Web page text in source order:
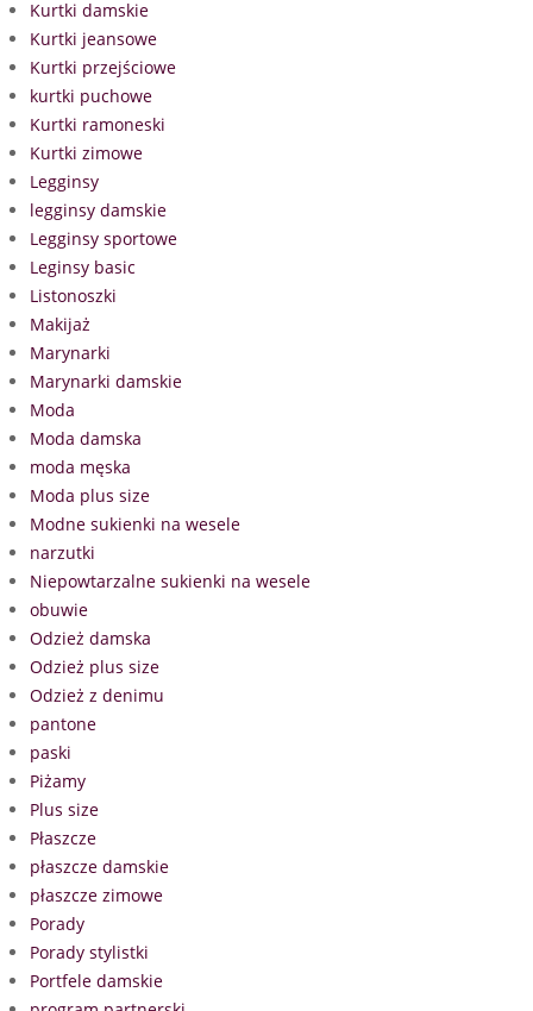
Kurtki damskie
Kurtki jeansowe
Kurtki przejściowe
kurtki puchowe
Kurtki ramoneski
Kurtki zimowe
Legginsy
legginsy damskie
Legginsy sportowe
Leginsy basic
Listonoszki
Makijaż
Marynarki
Marynarki damskie
Moda
Moda damska
moda męska
Moda plus size
Modne sukienki na wesele
narzutki
Niepowtarzalne sukienki na wesele
obuwie
Odzież damska
Odzież plus size
Odzież z denimu
pantone
paski
Piżamy
Plus size
Płaszcze
płaszcze damskie
płaszcze zimowe
Porady
Porady stylistki
Portfele damskie